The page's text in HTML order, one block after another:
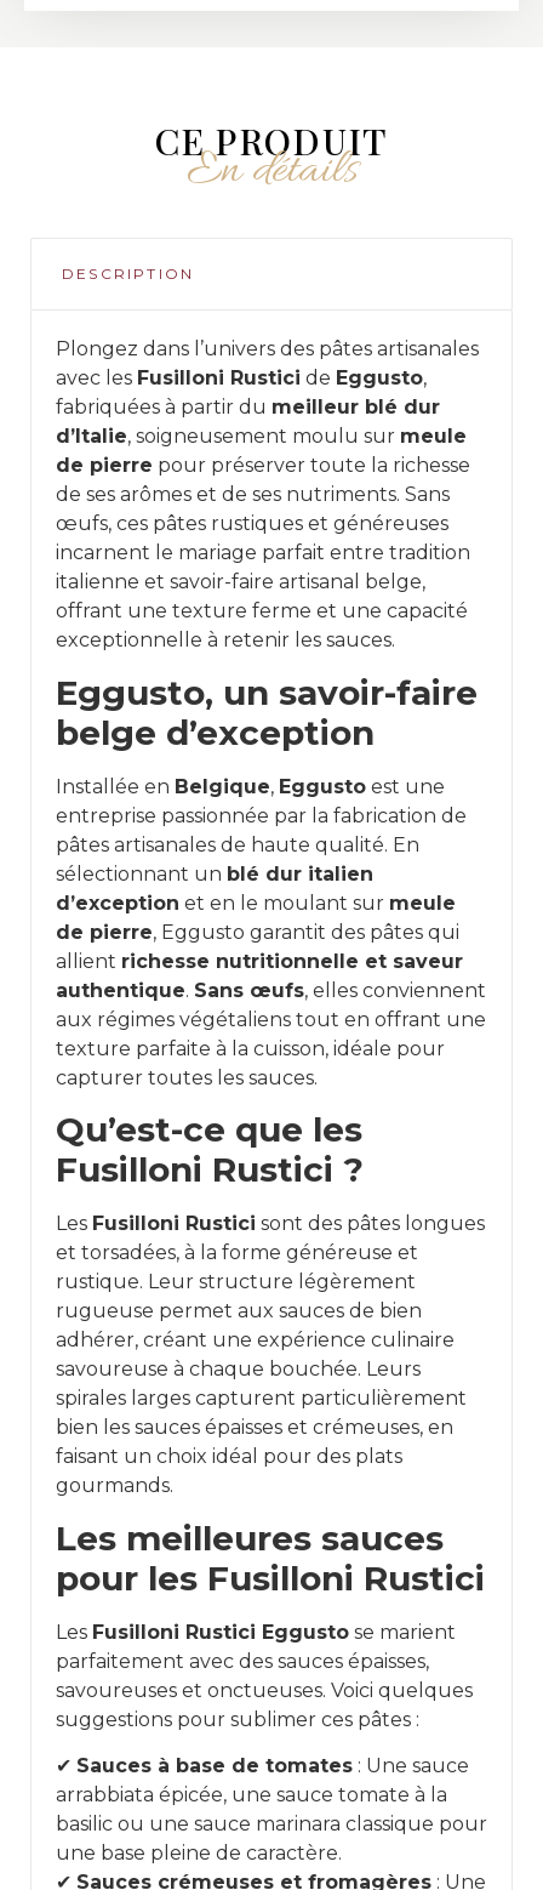
CE PRODUIT
En détails
DESCRIPTION
Plongez dans l’univers des pâtes artisanales
avec les Fusilloni Rustici de Eggusto,
fabriquées à partir du meilleur blé dur
d’Italie, soigneusement moulu sur meule
de pierre pour préserver toute la richesse
de ses arômes et de ses nutriments. Sans
œufs, ces pâtes rustiques et généreuses
incarnent le mariage parfait entre tradition
italienne et savoir-faire artisanal belge,
offrant une texture ferme et une capacité
exceptionnelle à retenir les sauces.
Eggusto, un savoir-faire
belge d’exception
Installée en Belgique, Eggusto est une
entreprise passionnée par la fabrication de
pâtes artisanales de haute qualité. En
sélectionnant un blé dur italien
d’exception et en le moulant sur meule
de pierre, Eggusto garantit des pâtes qui
allient richesse nutritionnelle et saveur
authentique. Sans œufs, elles conviennent
aux régimes végétaliens tout en offrant une
texture parfaite à la cuisson, idéale pour
capturer toutes les sauces.
Qu’est-ce que les
Fusilloni Rustici ?
Les Fusilloni Rustici sont des pâtes longues
et torsadées, à la forme généreuse et
rustique. Leur structure légèrement
rugueuse permet aux sauces de bien
adhérer, créant une expérience culinaire
savoureuse à chaque bouchée. Leurs
spirales larges capturent particulièrement
bien les sauces épaisses et crémeuses, en
faisant un choix idéal pour des plats
gourmands.
Les meilleures sauces
pour les Fusilloni Rustici
Les Fusilloni Rustici Eggusto se marient
parfaitement avec des sauces épaisses,
savoureuses et onctueuses. Voici quelques
suggestions pour sublimer ces pâtes :
✔ Sauces à base de tomates : Une sauce
arrabbiata épicée, une sauce tomate à la
basilic ou une sauce marinara classique pour
une base pleine de caractère.
✔ Sauces crémeuses et fromagères : Une